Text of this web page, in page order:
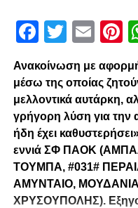
Facebook
Twitter
Ανακοίνωση με
μέσω της οποίας
μελλοντικά αυτάρκη,
γρήγορη λύση για την
ήδη έχει
εννιά ΣΦ ΠΑΟΚ
ΤΟΥΜΠΑ, #031#
ΑΜΥΝΤΑΙΟ,
ΧΡΥΣΟΥΠΟΛΗΣ).